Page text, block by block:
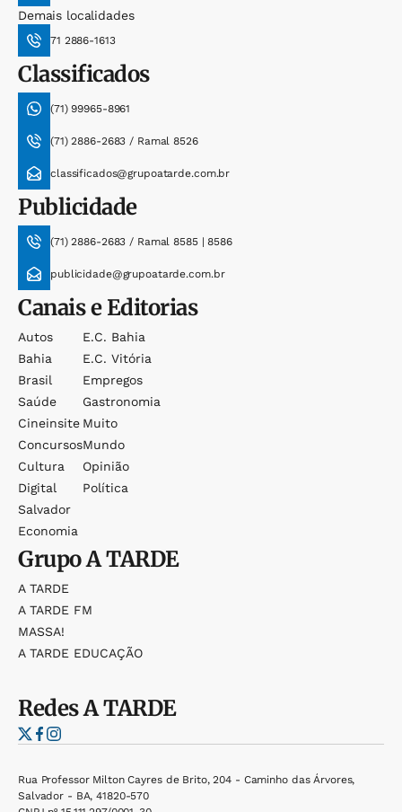
Demais localidades
71 2886-1613
Classificados
(71) 99965-8961
(71) 2886-2683 / Ramal 8526
classificados@grupoatarde.com.br
Publicidade
(71) 2886-2683 / Ramal 8585 | 8586
publicidade@grupoatarde.com.br
Canais e Editorias
Autos
Bahia
Brasil
Saúde
Cineinsite
Concursos
Cultura
Digital
Salvador
Economia
E.c. Bahia
E.c. Vitória
Empregos
Gastronomia
Muito
Mundo
Opinião
Política
GrupoA TARDE
A TARDE
A TARDE FM
MASSA!
A TARDE EDUCAÇÃO
RedesA TARDE
Rua Professor Milton Cayres de Brito, 204 - Caminho das Árvores,
Salvador - BA, 41820-570